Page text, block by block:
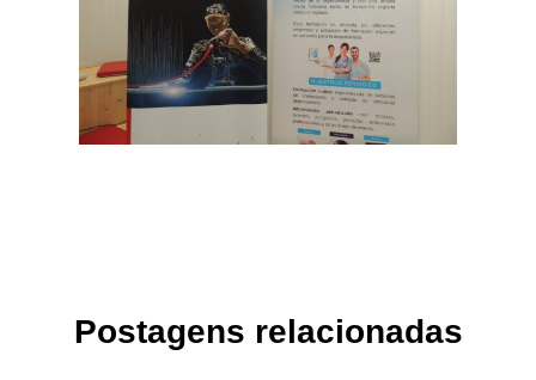
Postagens relacionadas